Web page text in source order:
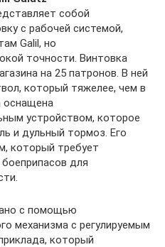
собой
с рабочей системой,
Galil, но
точности. Винтовка
на 25 патронов. В ней
который тяжелее, чем в
оснащена
устройством, которое
и дульный тормоз. Его
который требует
для
с помощью
механизма с регулируемым
который